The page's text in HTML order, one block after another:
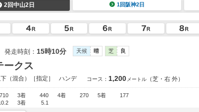
2回中山2日 1回阪神2日
発走時刻： 15時10分 天候 晴 芝 良
ークス
（混合）［指定］ ハンデ コース： 1,200 メートル （芝・右 外）
710 3着 440 4着 270 5着
177
3着 5.1